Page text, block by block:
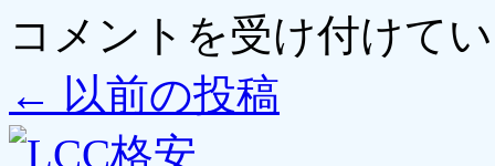
コメントを受け付けて
← 以前の投稿